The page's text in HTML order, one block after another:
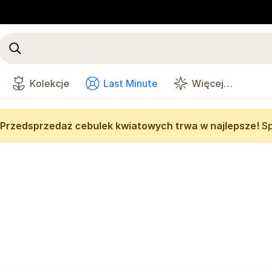
Kolekcje Last Minute Więcej…
Przedsprzedaż cebulek kwiatowych trwa w najlepsze!